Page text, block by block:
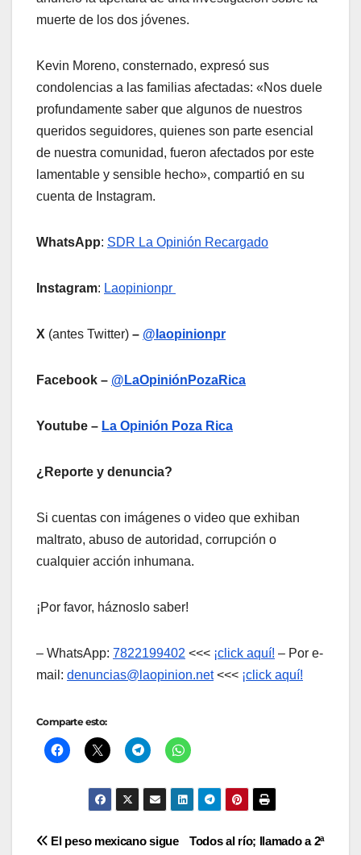
muerte de los dos jóvenes.
Kevin Moreno, consternado, expresó sus
condolencias a las familias afectadas: «Nos duele
profundamente saber que algunos de nuestros
queridos seguidores, quienes son parte esencial
de nuestra comunidad, fueron afectados por este
lamentable y sensible hecho», compartió en su
cuenta de Instagram.
WhatsApp: SDR La Opinión Recargado
Instagram: Laopinionpr
X (antes Twitter) – @laopinionpr
Facebook – @LaOpiniónPozaRica
Youtube – La Opinión Poza Rica
¿Reporte y denuncia?
Si cuentas con imágenes o video que exhiban
maltrato, abuso de autoridad, corrupción o
cualquier acción inhumana.
¡Por favor, háznoslo saber!
– WhatsApp: 7822199402 <<< ¡click aquí! – Por e-
mail: denuncias@laopinion.net<<< ¡click aquí!
Comparte esto:
Navegación
Todos al río; llamado a 2ª
El peso mexicano sigue